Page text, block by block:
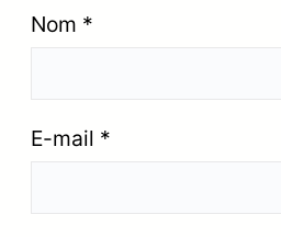
Nom *
E-mail *